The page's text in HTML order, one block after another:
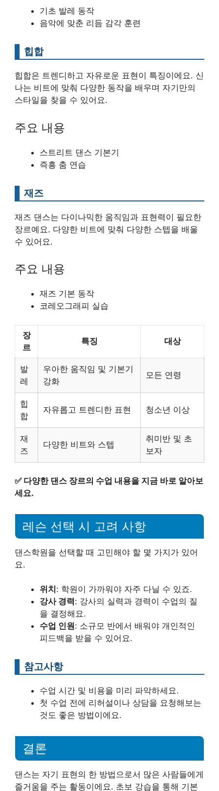
기초 발레 동작
음악에 맞춘 리듬 감각 훈련
힙합
힙합은 트렌디하고 자유로운 표현이 특징이에요. 신
나는 비트에 맞춰 다양한 동작을 배우며 자기만의
스타일을 찾을 수 있어요.
주요 내용
스트리트 댄스 기본기
즉흥 춤 연습
재즈
재즈 댄스는 다이나믹한 움직임과 표현력이 필요한
장르예요. 다양한 비트에 맞춰 다양한 스텝을 배울
수 있어요.
주요 내용
재즈 기본 동작
코레오그래피 실습
장
르
특징 대상
발
레
우아한 움직임 및 기본기
강화
모든 연령
힙
합
자유롭고 트렌디한 표현 청소년 이상
재
즈
다양한 비트와 스텝
취미반 및 초
보자
✅ 다양한 댄스 장르의 수업 내용을 지금 바로 알아보
세요.
레슨 선택 시 고려 사항
댄스학원을 선택할 때 고민해야 할 몇 가지가 있어
요.
위치 : 학원이 가까워야 자주 다닐 수 있죠.
강사 경력: 강사의 실력과 경력이 수업의 질
을 결정해요.
수업 인원: 소규모 반에서 배워야 개인적인
피드백을 받을 수 있어요.
참고사항
수업 시간 및 비용을 미리 파악하세요.
첫 수업 전에 리허설이나 상담을 요청해보는
것도 좋은 방법이에요.
결론
댄스는 자기 표현의 한 방법으로서 많은 사람들에게
즐거움을 주는 활동이에요. 초보 강습을 통해 기본